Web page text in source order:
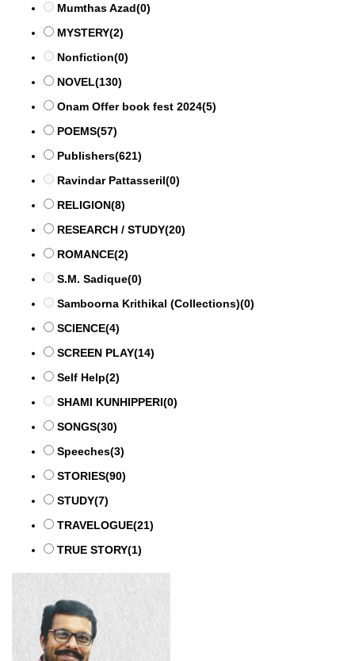
Mumthas Azad(0)
MYSTERY(2)
Nonfiction(0)
NOVEL(130)
Onam Offer book fest 2024(5)
POEMS(57)
Publishers(621)
Ravindar Pattasseril(0)
RELIGION(8)
RESEARCH / STUDY(20)
ROMANCE(2)
S.M. Sadique(0)
Samboorna Krithikal (Collections)(0)
SCIENCE(4)
SCREEN PLAY(14)
Self Help(2)
SHAMI KUNHIPPERI(0)
SONGS(30)
Speeches(3)
STORIES(90)
STUDY(7)
TRAVELOGUE(21)
TRUE STORY(1)